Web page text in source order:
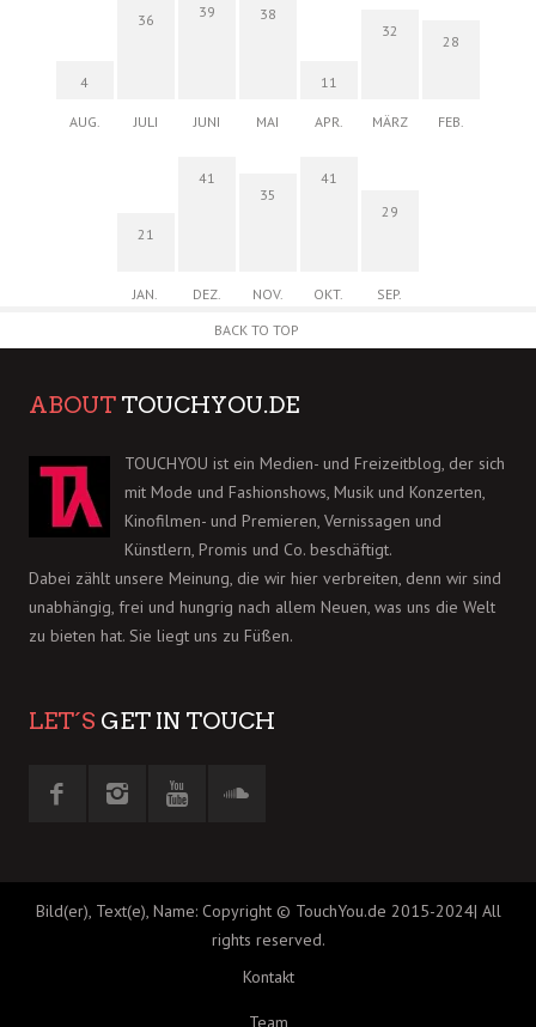
4
AUG.
36
JULI
39
JUNI
38
MAI
11
APR.
32
MÄRZ
28
FEB.
21
JAN.
41
DEZ.
35
NOV.
41
OKT.
29
SEP.
BACK TO TOP
ABOUT TOUCHYOU.DE
TOUCHYOU ist ein Medien- und Freizeitblog, der sich
mit Mode und Fashionshows, Musik und Konzerten,
Kinofilmen- und Premieren, Vernissagen und
Künstlern, Promis und Co. beschäftigt.
Dabei zählt unsere Meinung, die wir hier verbreiten, denn wir sind
unabhängig, frei und hungrig nach allem Neuen, was uns die Welt
zu bieten hat. Sie liegt uns zu Füßen.
LET´S GET IN TOUCH
Bild(er), Text(e), Name: Copyright © TouchYou.de 2015-2024| All
rights reserved.
Kontakt
Team